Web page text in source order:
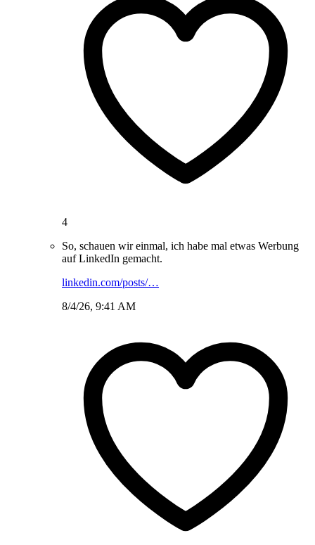
4
So, schauen wir einmal, ich habe mal etwas Werbung
auf LinkedIn gemacht.
linkedin.com/posts/…
8/4/26, 9:41 AM